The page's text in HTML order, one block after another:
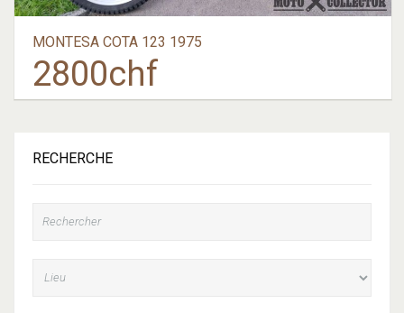
MONTESA COTA 123 1975
2800chf
RECHERCHE